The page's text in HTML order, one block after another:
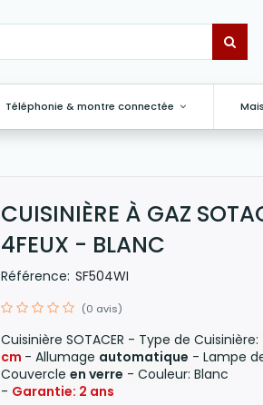
Téléphonie & montre connectée
CUISINIÈRE À GAZ
4FEUX - BLANC
Référence: SF504WI
(0 avis)
Cuisinière SOTACER - Type de Cuisinière:
cm - Allumage automatique - Lampe
Couvercle en verre - Couleur: Blanc
- Garantie: 2 ans